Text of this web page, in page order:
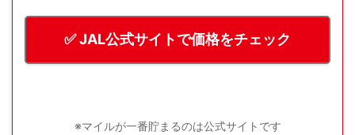
✅ JAL公式サイトで価格をチェック
※マイルが一番貯まるのは公式サイトです